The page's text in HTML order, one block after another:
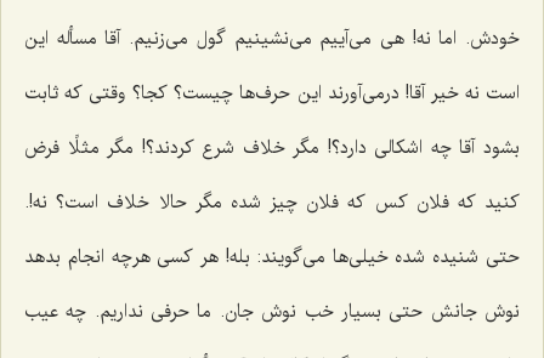
خودش. اما نه! هی می‌آییم می‌نشینیم گول می‌زنیم. آقا مسأله این
است نه خیر آقا! درمی‌آورند این حرف‌ها چیست؟ کجا؟ وقتی که ثابت
بشود آقا چه اشکالی دارد؟! مگر خلاف شرع کردند؟! مگر مثلًا فرض
کنید که فلان کس که فلان چیز شده مگر حالا خلاف است؟ نه!.
حتی شنیده شده خیلی‌ها می‌گویند: بله! هر کسی هرچه انجام‌ بدهد
نوش جانش حتی بسیار خب نوش جان. ما حرفی نداریم. چه عیب